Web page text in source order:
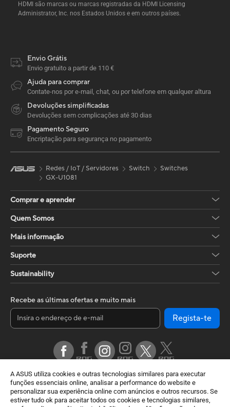
A ASUS utiliza cookies e outras tecnologias similares para executar
funções essenciais online, analisar a performance do website e
personalizar sua experiência online com anúncios e outros recursos. Se
estiver tudo ok para aceitar todos os cookies e tecnologias similares,
HDMI são marcas ou marcas registradas da HDMI Licensing
Administrator, Inc. nos Estados Unidos e em outros países.
Envio Grátis
Envio gratuito a partir de 110 €
Ajuda para comprar
Contate-nos por e-mail, chat, ou por telefone em qualquer altura
Devoluções simplificadas
Devoluções sem complicações até 30 dias
Pagamento Seguro
Encriptação para segurança no pagamento
Redes / IoT / Servidores Switch
Switches
GX-U1081
Comprar e aprender
Quem Somos
Mais informação
Suporte
Sustainability
Recebe as últimas ofertas e muito mais
Regista-te